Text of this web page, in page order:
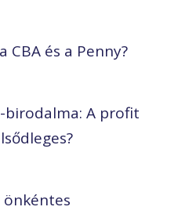
CBA és a Penny?
birodalma: A profit
önkéntes